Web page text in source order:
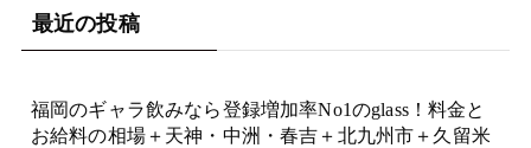
最近の投稿
福岡のギャラ飲みなら登録増加率No1のglass！料金と
お給料の相場＋天神・中洲・春吉＋北九州市＋久留米